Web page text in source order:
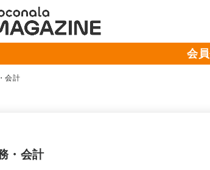
会
会計
・会計